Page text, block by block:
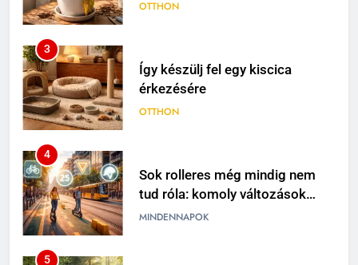
OTTHON
3
Így készülj fel egy kiscica
érkezésére
OTTHON
4
Sok rolleres még mindig nem
tud róla: komoly változások
jöhetnek a közlekedési
MINDENNAPOK
5